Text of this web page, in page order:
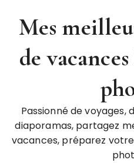
Mes
de
Passionné de voyages,
diaporamas, partagez
vacances, préparez